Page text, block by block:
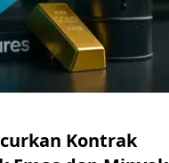
Kontrak